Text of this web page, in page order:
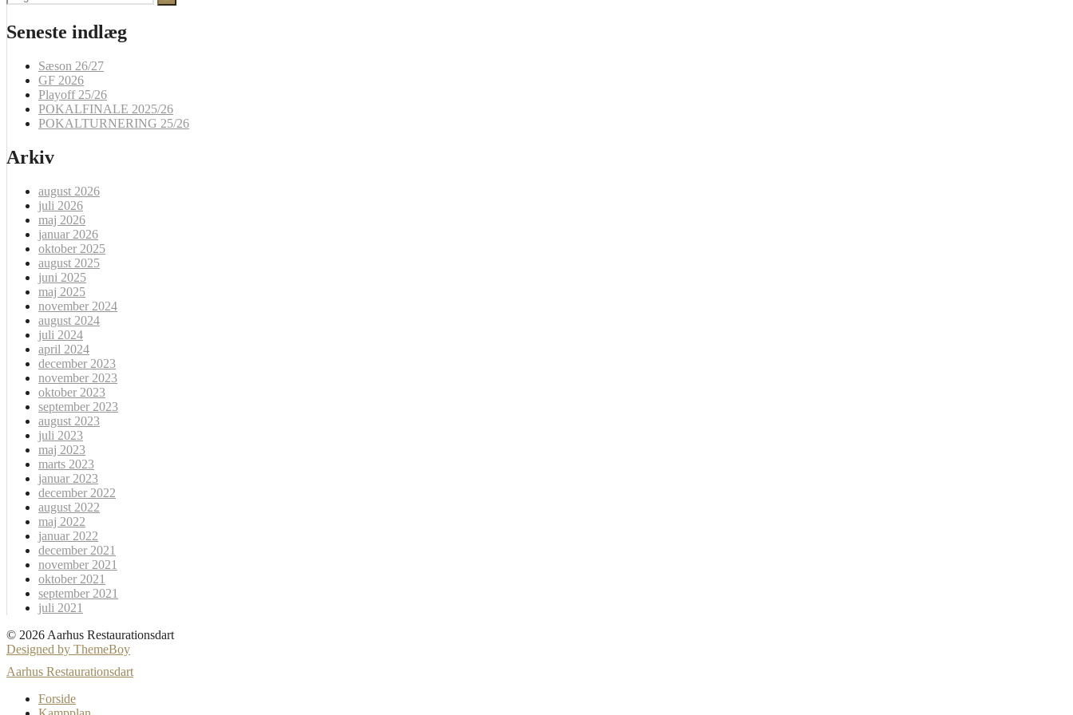
efter:
Seneste indlæg
Sæson 26/27
GF 2026
Playoff 25/26
POKALFINALE 2025/26
POKALTURNERING 25/26
Arkiv
august 2026
juli 2026
maj 2026
januar 2026
oktober 2025
august 2025
juni 2025
maj 2025
november 2024
august 2024
juli 2024
april 2024
december 2023
november 2023
oktober 2023
september 2023
august 2023
juli 2023
maj 2023
marts 2023
januar 2023
december 2022
august 2022
maj 2022
januar 2022
december 2021
november 2021
oktober 2021
september 2021
juli 2021
© 2026 Aarhus Restaurationsdart
Designed by ThemeBoy
Aarhus Restaurationsdart
Forside